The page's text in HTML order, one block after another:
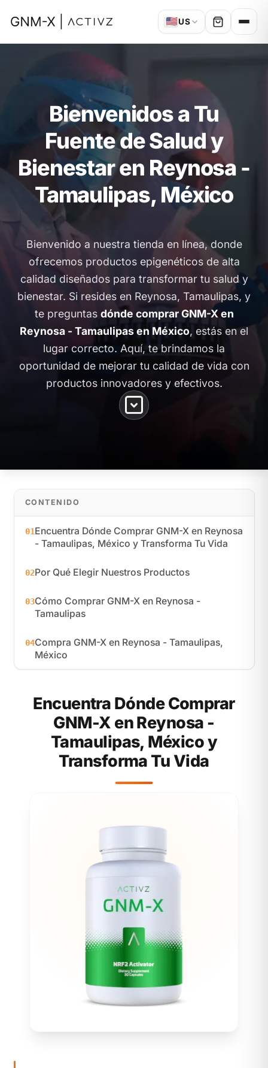
🇺🇸US
Bienvenidos a Tu
Fuente de Salud y
Bienestar en Reynosa -
Tamaulipas, México
Bienvenido a nuestra tienda en línea, donde
ofrecemos productos epigenéticos de alta
calidad diseñados para transformar tu salud y
bienestar. Si resides en Reynosa, Tamaulipas, y
te preguntas dónde comprar GNM-X en
Reynosa - Tamaulipas en México, estás en el
lugar correcto. Aquí, te brindamos la
oportunidad de mejorar tu calidad de vida con
productos innovadores y efectivos.
CONTENIDO
01Encuentra Dónde Comprar GNM-X en Reynosa
- Tamaulipas, México y Transforma Tu Vida
02Por Qué Elegir Nuestros Productos
03Cómo Comprar GNM-X en Reynosa -
Tamaulipas
04Compra GNM-X en Reynosa - Tamaulipas,
México
Encuentra Dónde Comprar
GNM-X en Reynosa -
Tamaulipas, México y
Transforma Tu Vida